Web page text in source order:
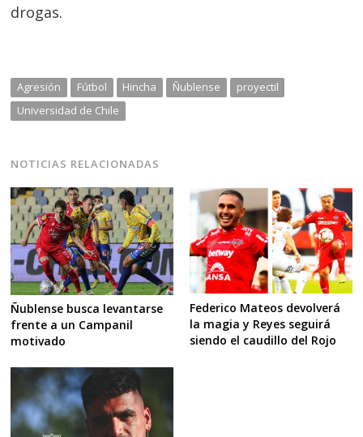
drogas.
Agresión Fútbol Hincha Ñublense
proyectil
Universidad de Chile
NOTICIAS RELACIONADAS
Ñublense busca levantarse
frente a un Campanil
motivado
Federico Mateos devolverá
la magia y Reyes seguirá
siendo el caudillo del Rojo